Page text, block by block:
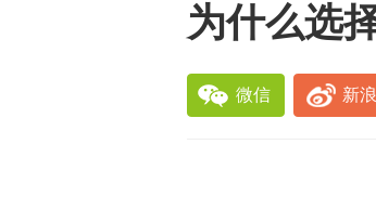
为什么选
微信 新浪